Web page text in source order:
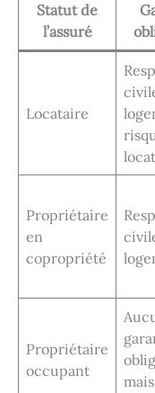
Statut de
l’assuré
Locataire
Propriétaire
en
copropriété
Propriétaire
occupant
mais